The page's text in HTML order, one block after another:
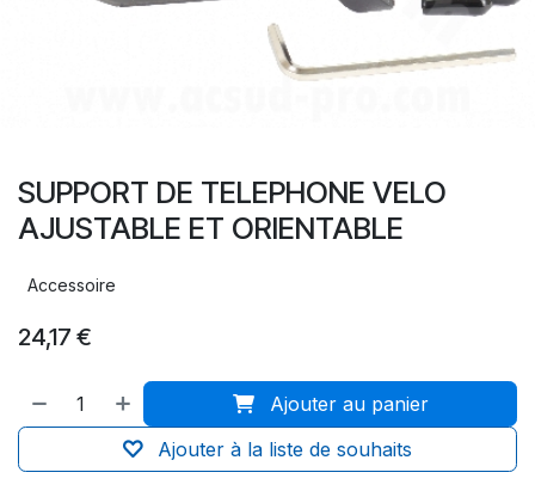
SUPPORT DE TELEPHONE VELO
AJUSTABLE ET ORIENTABLE
Accessoire
24,17 €
Ajouter au panier
Ajouter à la liste de souhaits